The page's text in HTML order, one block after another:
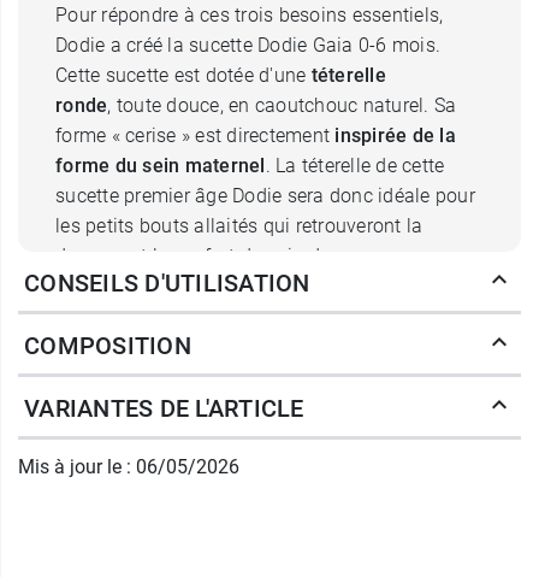
Pour répondre à ces trois besoins essentiels,
Dodie a créé la sucette Dodie Gaia 0-6 mois.
Cette sucette est dotée d'une téterelle
ronde, toute douce, en caoutchouc naturel. Sa
forme « cerise » est directement inspirée de la
forme du sein maternel. La téterelle de cette
sucette premier âge Dodie sera donc idéale pour
les petits bouts allaités qui retrouveront la
douceur et le confort du sein de maman, pour un
maximum de réconfort, en toute situation.
Dodie Gaia sucette ronde en
6 mois
Le bouclier de cette sucette Dodie Gaia 0-6 mois
CONSEILS D'UTILISATION
COMPOSITION
VARIANTES DE L'ARTICLE
Mis à jour le : 06/05/2026